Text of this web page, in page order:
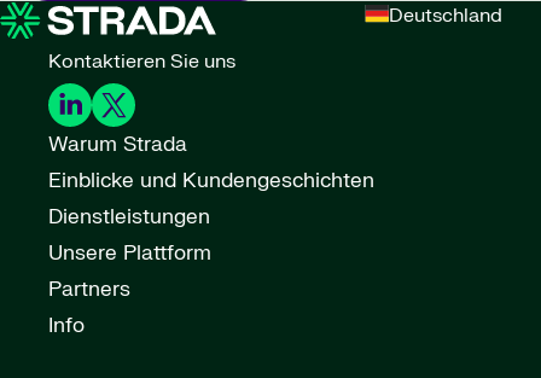
Deutschland
Kontaktieren Sie uns
Warum Strada
Einblicke und Kundengeschichten
Dienstleistungen
Unsere Plattform
Partners
Info